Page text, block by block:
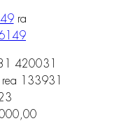
ra
420031
133931